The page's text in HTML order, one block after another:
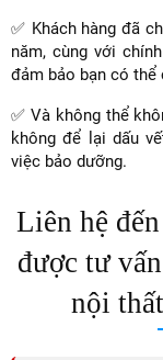
✅ Khách hàng đã
năm, cùng với
đảm bảo bạn có thể
✅ Và không thể
không để lại dấu
việc bảo dưỡng.
Liên hệ
được tư
nội